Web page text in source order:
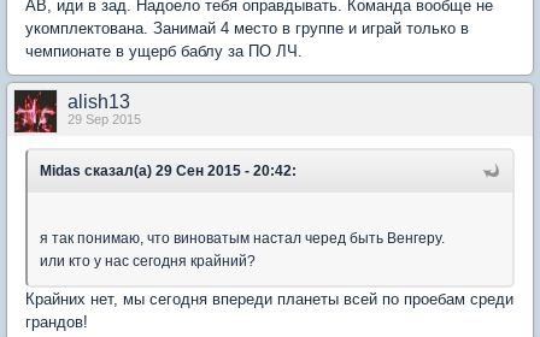
АВ, иди в зад. Надоело тебя оправдывать. Команда вообще не
укомплектована. Занимай 4 место в группе и играй только в
чемпионате в ущерб баблу за ПО ЛЧ.
alish13
29 Sep 2015
Midas сказал(а) 29 Сен 2015 - 20:42:
я так понимаю, что виноватым настал черед быть Венгеру.
или кто у нас сегодня крайний?
Крайних нет, мы сегодня впереди планеты всей по проебам среди
грандов!